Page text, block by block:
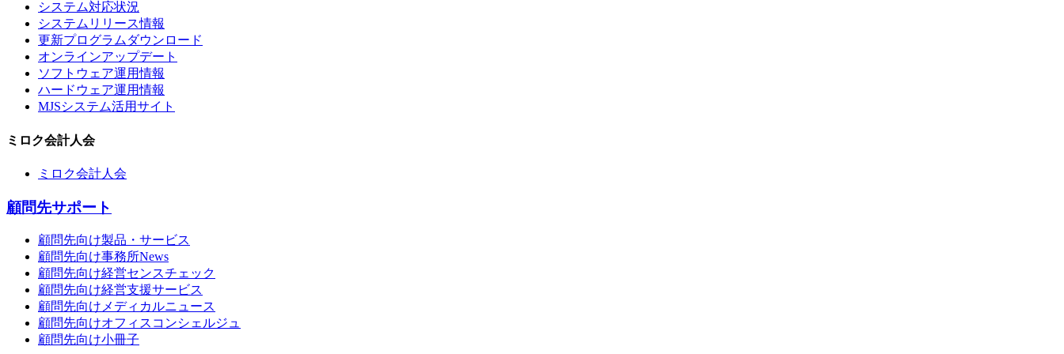
システム対応状況
システムリリース情報
更新プログラムダウンロード
オンラインアップデート
ソフトウェア運用情報
ハードウェア運用情報
MJSシステム活用サイト
ミロク会計人会
ミロク会計人会
顧問先サポート
顧問先向け製品・サービス
顧問先向け事務所News
顧問先向け経営センスチェック
顧問先向け経営支援サービス
顧問先向けメディカルニュース
顧問先向けオフィスコンシェルジュ
顧問先向け小冊子